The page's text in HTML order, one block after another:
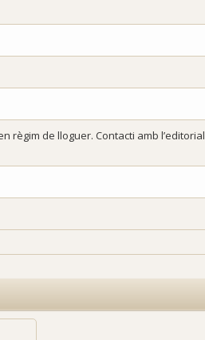
règim de lloguer. Contacti amb l’editorial